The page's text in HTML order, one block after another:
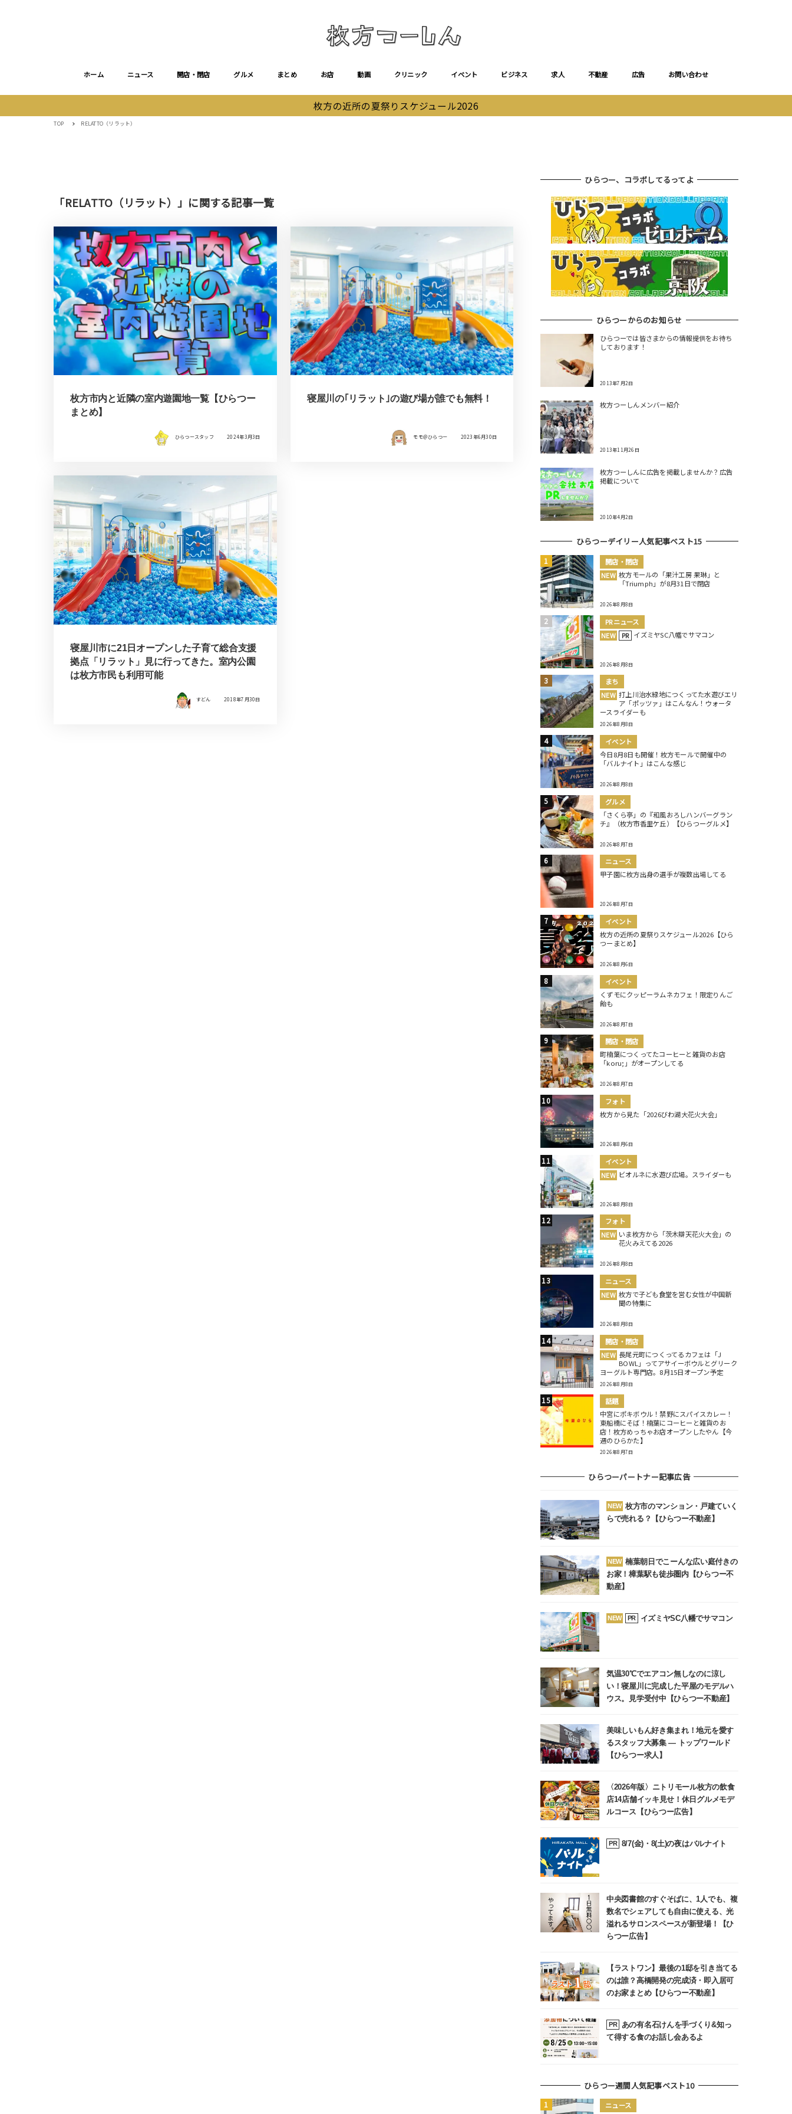
ホーム ニュース 開店・閉店 グルメ まとめ お店 動画 クリニック イベント ビジネス 求人 不動産 広告 お問い合わせ
枚方の近所の夏祭りスケジュール2026
TOP RELATTO（リラット）
「RELATTO（リラット）」に関する記事一覧
枚方市内と近隣の室内遊園地一覧【ひらつー
まとめ】
ひらつースタッフ 2024年3月3日
寝屋川の｢リラット｣の遊び場が誰でも無料！
モモ＠ひらつー 2023年6月30日
寝屋川市に21日オープンした子育て総合支援
拠点「リラット」見に行ってきた。室内公園
は枚方市民も利用可能
すどん 2018年7月30日
ひらつー、コラボしてるってよ
ひらつーからのお知らせ
ひらつーでは皆さまからの情報提供をお待ち
しております！
2013年7月2日
枚方つーしんメンバー紹介
2013年11月26日
枚方つーしんに広告を掲載しませんか？広告
掲載について
2010年4月2日
ひらつーデイリー人気記事ベスト15
開店・閉店
NEW 枚方モールの「果汁工房 果琳」と
「Triumph」が8月31日で閉店
2026年8月8日
PRニュース
NEW
PR イズミヤSC八幡でサマコン
2026年8月8日
まち
NEW 打上川治水緑地につくってた水遊びエリ
ア「ポッツァ」はこんなん！ウォータ
ースライダーも
2026年8月8日
イベント
今日8月8日も開催！枚方モールで開催中の
「バルナイト」はこんな感じ
2026年8月8日
グルメ
「さくら亭」の『和風おろしハンバーグラン
チ』（枚方市香里ケ丘）【ひらつーグルメ】
2026年8月7日
ニュース
甲子園に枚方出身の選手が複数出場してる
2026年8月7日
イベント
枚方の近所の夏祭りスケジュール2026【ひら
つーまとめ】
2026年8月6日
イベント
くずモにクッピーラムネカフェ！限定りんご
飴も
2026年8月7日
開店・閉店
町楠葉につくってたコーヒーと雑貨のお店
「koru;」がオープンしてる
2026年8月7日
フォト
枚方から見た「2026びわ湖大花火大会」
2026年8月6日
イベント
NEW ビオルネに水遊び広場。スライダーも
2026年8月8日
フォト
NEW いま枚方から「茨木辯天花火大会」の
花火みえてる2026
2026年8月8日
ニュース
NEW 枚方で子ども食堂を営む女性が中国新
聞の特集に
2026年8月8日
開店・閉店
NEW 長尾元町につくってるカフェは「J
BOWL」ってアサイーボウルとグリーク
ヨーグルト専門店。8月15日オープン予定
2026年8月8日
話題
中宮にポキボウル！禁野にスパイスカレー！
東船橋にそば！楠葉にコーヒーと雑貨のお
店！枚方めっちゃお店オープンしたやん【今
週のひらかた】
2026年8月7日
ひらつーパートナー記事広告
NEW 枚方市のマンション・戸建ていく
らで売れる？【ひらつー不動産】
NEW 楠葉朝日でこーんな広い庭付きの
お家！樟葉駅も徒歩圏内【ひらつー不
動産】
NEW PR イズミヤSC八幡でサマコン
気温30℃でエアコン無しなのに涼し
い！寝屋川に完成した平屋のモデルハ
ウス。見学受付中【ひらつー不動産】
美味しいもん好き集まれ！地元を愛す
るスタッフ大募集 ― トップワールド
【ひらつー求人】
〈2026年版〉ニトリモール枚方の飲食
店14店舗イッキ見せ！休日グルメモデ
ルコース【ひらつー広告】
PR 8/7(金)・8(土)の夜はバルナイト
中央図書館のすぐそばに、1人でも、複
数名でシェアしても自由に使える、光
溢れるサロンスペースが新登場！【ひ
らつー広告】
【ラストワン】最後の1邸を引き当てる
のは誰？高橋開発の完成済・即入居可
のお家まとめ【ひらつー不動産】
PR
あの有名石けんを手づくり&知っ
て得する食のお話し会あるよ
ひらつー週間人気記事ベスト10
ニュース